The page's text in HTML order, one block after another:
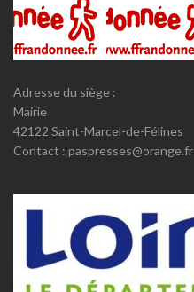
Adresse du siège :
Mairie
42122 Saint-Marcel-de-Félines
Contact : paspresses@orange.fr